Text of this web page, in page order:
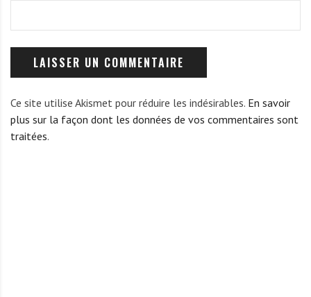
Ce site utilise Akismet pour réduire les indésirables. En savoir
plus sur la façon dont les données de vos commentaires sont
traitées.